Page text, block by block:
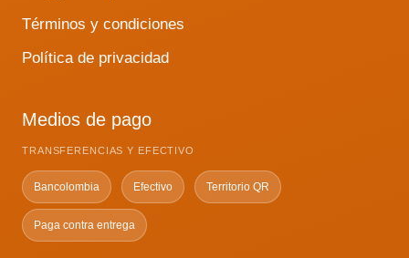
Términos y condiciones
Política de privacidad
Medios de pago
TRANSFERENCIAS Y EFECTIVO
Bancolombia Efectivo Territorio QR
Paga contra entrega